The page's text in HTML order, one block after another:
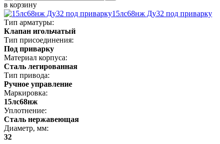
в корзину
15лс68нж Ду32 под приварку
Тип арматуры:
Клапан игольчатый
Тип присоединения:
Под приварку
Материал корпуса:
Сталь легированная
Тип привода:
Ручное управление
Маркировка:
15лс68нж
Уплотнение:
Сталь нержавеющая
Диаметр, мм:
32